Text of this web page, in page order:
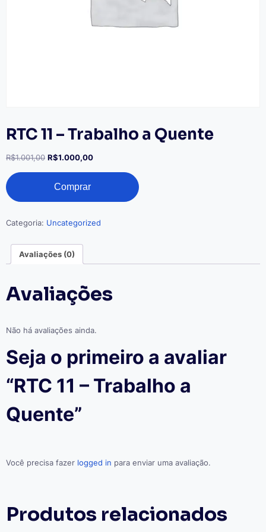
RTC 11 – Trabalho a Quente
R$1.001,00 O
era:
R$1.001,00.
R$1.000,00O
R$1.000,00.
RTC
11
–
a
quantidade
Comprar
Categoria: Uncategorized
Avaliações (0)
Avaliações
Não há avaliações ainda.
Seja o primeiro a avaliar
“RTC 11 – Trabalho a
Quente”
Você precisa fazer logged in para enviar uma avaliação.
Produtos relacionados